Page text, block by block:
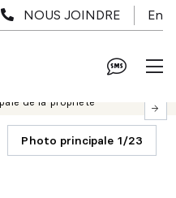
Passer au contenu principal
NOUS JOINDRE En